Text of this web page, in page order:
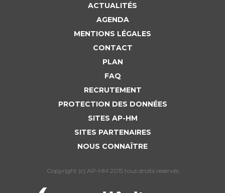
Protection des données
Les recherches en santé à l’AP-HM
Lieu de santé sans tabac
ACTUALITÉS
AGENDA
MENTIONS LÉGALES
CONTACT
PLAN
FAQ
RECRUTEMENT
PROTECTION DES DONNÉES
SITES AP-HM
SITES PARTENAIRES
NOUS CONNAÎTRE
Copyright (c) AP-HM 2015 tous droits reservés